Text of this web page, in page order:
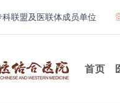
及医联体成员单位 首
首页